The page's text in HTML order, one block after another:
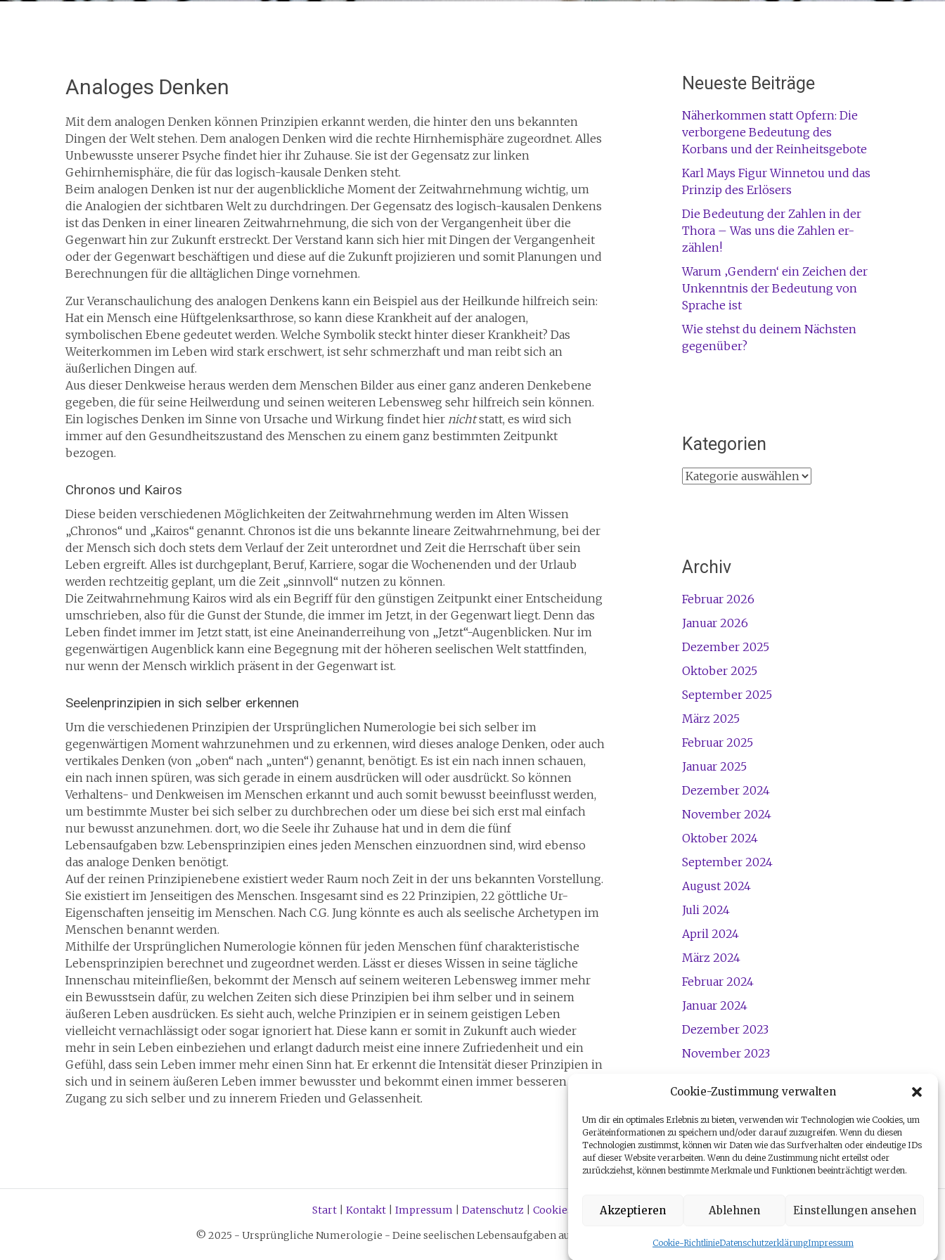
Cookie-Zustimmung verwalten
Um dir ein optimales Erlebnis zu bieten, verwenden wir Technologien wie Cookies, um
Geräteinformationen zu speichern und/oder darauf zuzugreifen. Wenn du diesen
Technologien zustimmst, können wir Daten wie das Surfverhalten oder eindeutige IDs
auf dieser Website verarbeiten. Wenn du deine Zustimmung nicht erteilst oder
zurückziehst, können bestimmte Merkmale und Funktionen beeinträchtigt werden.
Akzeptieren Ablehnen Einstellungen ansehen
Cookie-RichtlinieDatenschutzerklärungImpressum
Analoges Denken
Mit dem analogen Denken können Prinzipien erkannt werden, die hinter den uns bekannten
Dingen der Welt stehen. Dem analogen Denken wird die rechte Hirnhemisphäre zugeordnet. Alles
Unbewusste unserer Psyche findet hier ihr Zuhause. Sie ist der Gegensatz zur linken
Gehirnhemisphäre, die für das logisch-kausale Denken steht.
Beim analogen Denken ist nur der augenblickliche Moment der Zeitwahrnehmung wichtig, um
die Analogien der sichtbaren Welt zu durchdringen. Der Gegensatz des logisch-kausalen Denkens
ist das Denken in einer linearen Zeitwahrnehmung, die sich von der Vergangenheit über die
Gegenwart hin zur Zukunft erstreckt. Der Verstand kann sich hier mit Dingen der Vergangenheit
oder der Gegenwart beschäftigen und diese auf die Zukunft projizieren und somit Planungen und
Berechnungen für die alltäglichen Dinge vornehmen.
Zur Veranschaulichung des analogen Denkens kann ein Beispiel aus der Heilkunde hilfreich sein:
Hat ein Mensch eine Hüftgelenksarthrose, so kann diese Krankheit auf der analogen,
symbolischen Ebene gedeutet werden. Welche Symbolik steckt hinter dieser Krankheit? Das
Weiterkommen im Leben wird stark erschwert, ist sehr schmerzhaft und man reibt sich an
äußerlichen Dingen auf.
Aus dieser Denkweise heraus werden dem Menschen Bilder aus einer ganz anderen Denkebene
gegeben, die für seine Heilwerdung und seinen weiteren Lebensweg sehr hilfreich sein können.
Ein logisches Denken im Sinne von Ursache und Wirkung findet hier nichtstatt, es wird sich
immer auf den Gesundheitszustand des Menschen zu einem ganz bestimmten Zeitpunkt
bezogen.
Chronos und Kairos
Diese beiden verschiedenen Möglichkeiten der Zeitwahrnehmung werden im Alten Wissen
„Chronos“ und „Kairos“ genannt. Chronos ist die uns bekannte lineare Zeitwahrnehmung, bei der
der Mensch sich doch stets dem Verlauf der Zeit unterordnet und Zeit die Herrschaft über sein
Leben ergreift. Alles ist durchgeplant, Beruf, Karriere, sogar die Wochenenden und der Urlaub
werden rechtzeitig geplant, um die Zeit „sinnvoll“ nutzen zu können.
Die Zeitwahrnehmung Kairos wird als ein Begriff für den günstigen Zeitpunkt einer Entscheidung
umschrieben, also für die Gunst der Stunde, die immer im Jetzt, in der Gegenwart liegt. Denn das
Leben findet immer im Jetzt statt, ist eine Aneinanderreihung von „Jetzt“-Augenblicken. Nur im
gegenwärtigen Augenblick kann eine Begegnung mit der höheren seelischen Welt stattfinden,
nur wenn der Mensch wirklich präsent in der Gegenwart ist.
Seelenprinzipien in sich selber erkennen
Um die verschiedenen Prinzipien der Ursprünglichen Numerologie bei sich selber im
gegenwärtigen Moment wahrzunehmen und zu erkennen, wird dieses analoge Denken, oder auch
vertikales Denken (von „oben“ nach „unten“) genannt, benötigt. Es ist ein nach innen schauen,
ein nach innen spüren, was sich gerade in einem ausdrücken will oder ausdrückt. So können
Verhaltens- und Denkweisen im Menschen erkannt und auch somit bewusst beeinflusst werden,
um bestimmte Muster bei sich selber zu durchbrechen oder um diese bei sich erst mal einfach
nur bewusst anzunehmen. dort, wo die Seele ihr Zuhause hat und in dem die fünf
Lebensaufgaben bzw. Lebensprinzipien eines jeden Menschen einzuordnen sind, wird ebenso
das analoge Denken benötigt.
Auf der reinen Prinzipienebene existiert weder Raum noch Zeit in der uns bekannten Vorstellung.
Sie existiert im Jenseitigen des Menschen. Insgesamt sind es 22 Prinzipien, 22 göttliche Ur-
Eigenschaften jenseitig im Menschen. Nach C.G. Jung könnte es auch als seelische Archetypen im
Menschen benannt werden.
Mithilfe der Ursprünglichen Numerologie können für jeden Menschen fünf charakteristische
Lebensprinzipien berechnet und zugeordnet werden. Lässt er dieses Wissen in seine tägliche
Innenschau miteinfließen, bekommt der Mensch auf seinem weiteren Lebensweg immer mehr
ein Bewusstsein dafür, zu welchen Zeiten sich diese Prinzipien bei ihm selber und in seinem
äußeren Leben ausdrücken. Es sieht auch, welche Prinzipien er in seinem geistigen Leben
vielleicht vernachlässigt oder sogar ignoriert hat. Diese kann er somit in Zukunft auch wieder
mehr in sein Leben einbeziehen und erlangt dadurch meist eine innere Zufriedenheit und ein
Gefühl, dass sein Leben immer mehr einen Sinn hat. Er erkennt die Intensität dieser Prinzipien in
sich und in seinem äußeren Leben immer bewusster und bekommt einen immer besseren
Zugang zu sich selber und zu innerem Frieden und Gelassenheit.
Neueste Beiträge
Näherkommen statt Opfern: Die
verborgene Bedeutung des
Korbans und der Reinheitsgebote
Karl Mays Figur Winnetou und das
Prinzip des Erlösers
Die Bedeutung der Zahlen in der
Thora – Was uns die Zahlen er-
zählen!
Warum ‚Gendern‘ ein Zeichen der
Unkenntnis der Bedeutung von
Sprache ist
Wie stehst du deinem Nächsten
gegenüber?
Kategorien
Kategorien
Archiv
Februar 2026
Januar 2026
Dezember 2025
Oktober 2025
September 2025
März 2025
Februar 2025
Januar 2025
Dezember 2024
November 2024
Oktober 2024
September 2024
August 2024
Juli 2024
April 2024
März 2024
Februar 2024
Januar 2024
Dezember 2023
November 2023
Start Kontakt Impressum Datenschutz Cookies
Über mich
© 2025 - Ursprüngliche Numerologie - Deine seelischen Lebensaufgaben aus dem Ursprung. All Rights Reserved.